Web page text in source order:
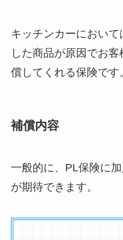
キッチンカーにおい
した商品が原因でお
償してくれる保険です
補償内容
一般的に、PL保険に
が期待できます。